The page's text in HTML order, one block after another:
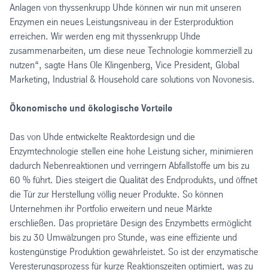
Anlagen von thyssenkrupp Uhde können wir nun mit unseren
Enzymen ein neues Leistungsniveau in der Esterproduktion
erreichen. Wir werden eng mit thyssenkrupp Uhde
zusammenarbeiten, um diese neue Technologie kommerziell zu
nutzen“, sagte Hans Ole Klingenberg, Vice President, Global
Marketing, Industrial & Household care solutions von Novonesis.
Ökonomische und ökologische Vorteile
Das von Uhde entwickelte Reaktordesign und die
Enzymtechnologie stellen eine hohe Leistung sicher, minimieren
dadurch Nebenreaktionen und verringern Abfallstoffe um bis zu
60 % führt. Dies steigert die Qualität des Endprodukts, und öffnet
die Tür zur Herstellung völlig neuer Produkte. So können
Unternehmen ihr Portfolio erweitern und neue Märkte
erschließen. Das proprietäre Design des Enzymbetts ermöglicht
bis zu 30 Umwälzungen pro Stunde, was eine effiziente und
kostengünstige Produktion gewährleistet. So ist der enzymatische
Veresterungsprozess für kurze Reaktionszeiten optimiert, was zu